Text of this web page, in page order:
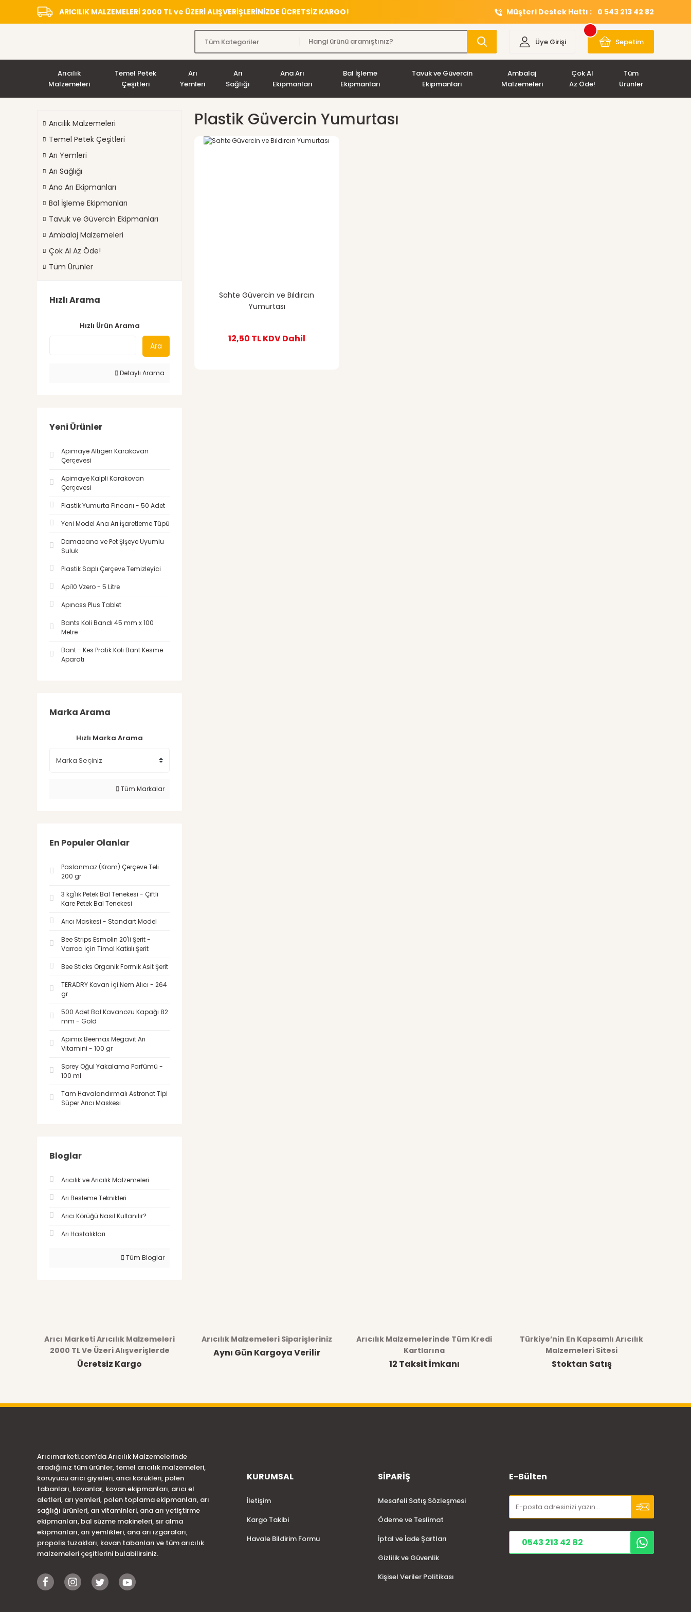
ARICILIK MALZEMELERİ 2000 TL ve ÜZERİ ALIŞVERİŞLERİNİZDE ÜCRETSİZ KARGO! Müşteri Destek Hattı : 0 543 213 42 82
Üye Girişi Sepetim
Arıcılık
Malzemeleri
Temel Petek
Çeşitleri
Arı
Yemleri
Arı
Sağlığı
Ana Arı
Ekipmanları
Bal İşleme
Ekipmanları
Tavuk ve Güvercin
Ekipmanları
Ambalaj
Malzemeleri
Çok Al
Az Öde!
Tüm
Ürünler
Arıcılık Malzemeleri
Temel Petek Çeşitleri
Arı Yemleri
Arı Sağlığı
Ana Arı Ekipmanları
Bal İşleme Ekipmanları
Tavuk ve Güvercin Ekipmanları
Ambalaj Malzemeleri
Çok Al Az Öde!
Tüm Ürünler
Hızlı Arama
Hızlı Ürün Arama
Ara
Detaylı Arama
Yeni Ürünler
Apimaye Altıgen Karakovan
Çerçevesi
Apimaye Kalpli Karakovan
Çerçevesi
Plastik Yumurta Fincanı - 50 Adet
Yeni Model Ana Arı İşaretleme Tüpü
Damacana ve Pet Şişeye Uyumlu
Suluk
Plastik Saplı Çerçeve Temizleyici
Api10 Vzero - 5 Litre
Apınoss Plus Tablet
Bants Koli Bandı 45 mm x 100
Metre
Bant - Kes Pratik Koli Bant Kesme
Aparatı
Marka Arama
Hızlı Marka Arama
Tüm Markalar
En Populer Olanlar
Paslanmaz (Krom) Çerçeve Teli
200 gr
3 kg'lık Petek Bal Tenekesi - Çiftli
Kare Petek Bal Tenekesi
Arıcı Maskesi - Standart Model
Bee Strips Esmolin 20'li Şerit -
Varroa İçin Timol Katkılı Şerit
Bee Sticks Organik Formik Asit Şerit
TERADRY Kovan İçi Nem Alıcı - 264
gr
500 Adet Bal Kavanozu Kapağı 82
mm - Gold
Apimix Beemax Megavit Arı
Vitamini - 100 gr
Sprey Oğul Yakalama Parfümü -
100 ml
Tam Havalandırmalı Astronot Tipi
Süper Arıcı Maskesi
Bloglar
Arıcılık ve Arıcılık Malzemeleri
Arı Besleme Teknikleri
Arıcı Körüğü Nasıl Kullanılır?
Arı Hastalıkları
Tüm Bloglar
Plastik Güvercin Yumurtası
Sahte Güvercin ve Bıldırcın
Yumurtası
12,50 TLKDV Dahil
Arıcı Marketi Arıcılık Malzemeleri
2000 TL Ve Üzeri Alışverişlerde
Ücretsiz Kargo
Arıcılık Malzemeleri Siparişleriniz
Aynı Gün Kargoya Verilir
Arıcılık Malzemelerinde Tüm Kredi
Kartlarına
12 Taksit İmkanı
Türkiye’nin En Kapsamlı Arıcılık
Malzemeleri Sitesi
Stoktan Satış
Arıcımarketi.com’da Arıcılık Malzemelerinde
aradığınız tüm ürünler, temel arıcılık malzemeleri,
koruyucu arıcı giysileri, arıcı körükleri, polen
tabanları, kovanlar, kovan ekipmanları, arıcı el
aletleri, arı yemleri, polen toplama ekipmanları, arı
sağlığı ürünleri, arı vitaminleri, ana arı yetiştirme
ekipmanları, bal süzme makineleri, sır alma
ekipmanları, arı yemlikleri, ana arı ızgaraları,
propolis tuzakları, kovan tabanları ve tüm arıcılık
malzemeleri çeşitlerini bulabilirsiniz.
KURUMSAL
İletişim
Kargo Takibi
Havale Bildirim Formu
SİPARİŞ
Mesafeli Satış Sözleşmesi
Ödeme ve Teslimat
İptal ve İade Şartları
Gizlilik ve Güvenlik
Kişisel Veriler Politikası
E-Bülten
0543 213 42 82